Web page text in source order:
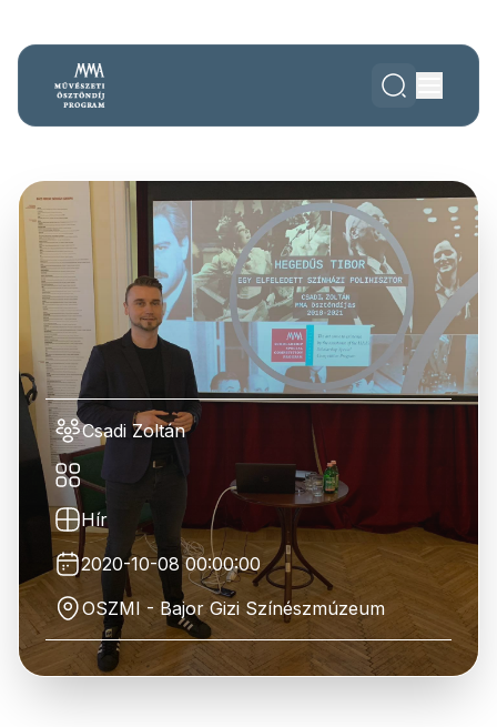
Csadi Zoltán
Hír
2020-10-08 00:00:00
OSZMI - Bajor Gizi Színészmúzeum